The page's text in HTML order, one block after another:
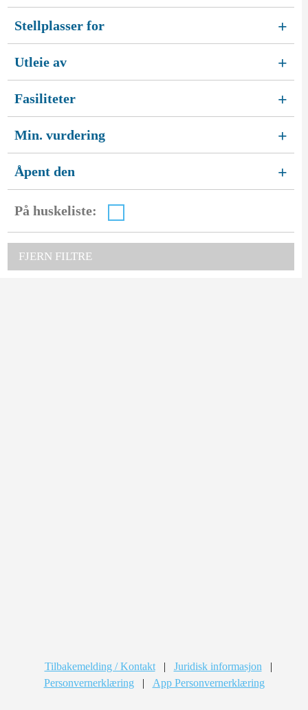
Stellplasser for +
Utleie av +
Fasiliteter +
Min. vurdering +
Åpent den +
På huskeliste:
FJERN FILTRE
Tilbakemelding / Kontakt | Juridisk informasjon
|
Personvernerklæring
| App Personvernerklæring